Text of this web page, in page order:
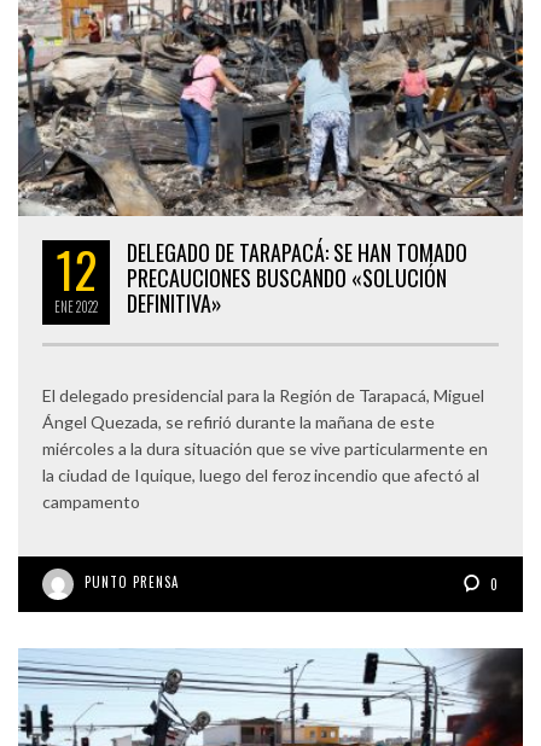
12
ENE2022
DELEGADO DE TARAPACÁ: SE HAN TOMADO
PRECAUCIONES BUSCANDO «SOLUCIÓN
DEFINITIVA»
El delegado presidencial para la Región de Tarapacá, Miguel
Ángel Quezada, se refirió durante la mañana de este
miércoles a la dura situación que se vive particularmente en
la ciudad de Iquique, luego del feroz incendio que afectó al
campamento
PUNTO PRENSA 0